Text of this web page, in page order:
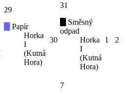
29
Papír
Horka
I
(Kutná
Hora)
30
31
Směsný
odpad
Horka
I
(Kutná
Hora)
1 2
7